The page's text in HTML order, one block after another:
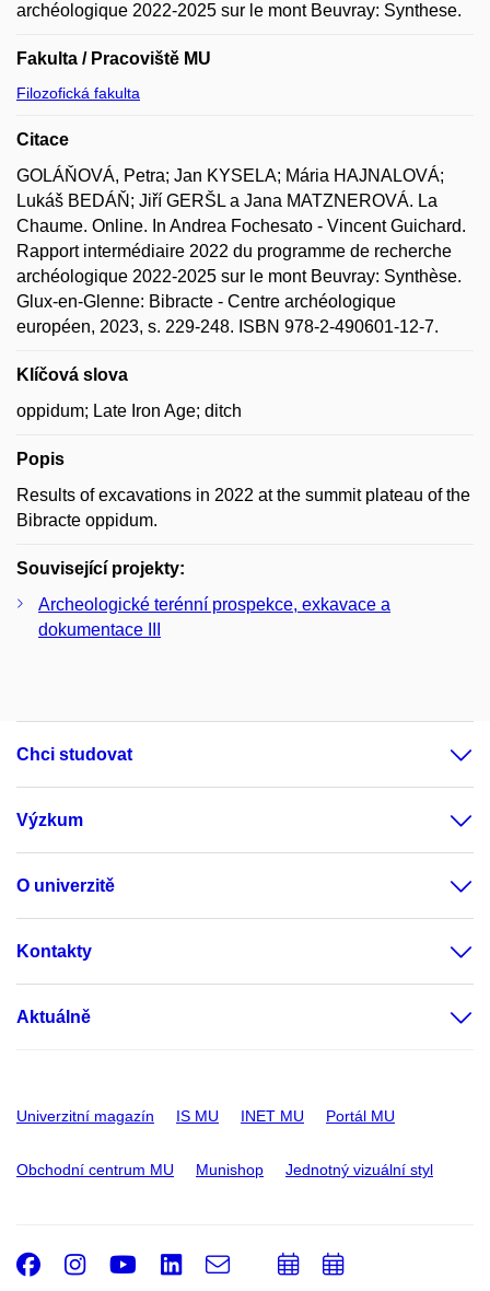
archéologique 2022-2025 sur le mont Beuvray: Synthese.
Fakulta / Pracoviště MU
Filozofická fakulta
Citace
GOLÁŇOVÁ, Petra; Jan KYSELA; Mária HAJNALOVÁ;
Lukáš BEDÁŇ; Jiří GERŠL a Jana MATZNEROVÁ. La
Chaume. Online. In Andrea Fochesato - Vincent Guichard.
Rapport intermédiaire 2022 du programme de recherche
archéologique 2022-2025 sur le mont Beuvray: Synthèse.
Glux-en-Glenne: Bibracte - Centre archéologique
européen, 2023, s. 229-248. ISBN 978-2-490601-12-7.
Klíčová slova
oppidum; Late Iron Age; ditch
Popis
Results of excavations in 2022 at the summit plateau of the
Bibracte oppidum.
Související projekty:
Archeologické terénní prospekce, exkavace a
dokumentace III
Chci studovat
Výzkum
O univerzitě
Kontakty
Aktuálně
Univerzitní magazín IS MU INET MU Portál MU
Obchodní centrum MU Munishop Jednotný vizuální styl
Facebook
Instagram
Youtube
LinkedIn
e-
PřidatPřidat